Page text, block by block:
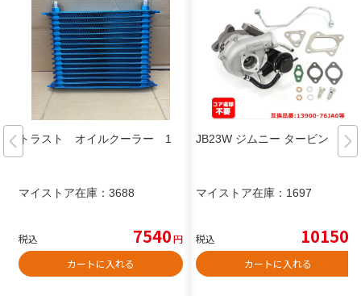
トラスト オイルクーラー 1
マイストア在庫： 3688
税込 7540円
カートに入れる
JB23W ジムニー タービン
マイストア在庫： 1697
税込 10150
カートに入れる